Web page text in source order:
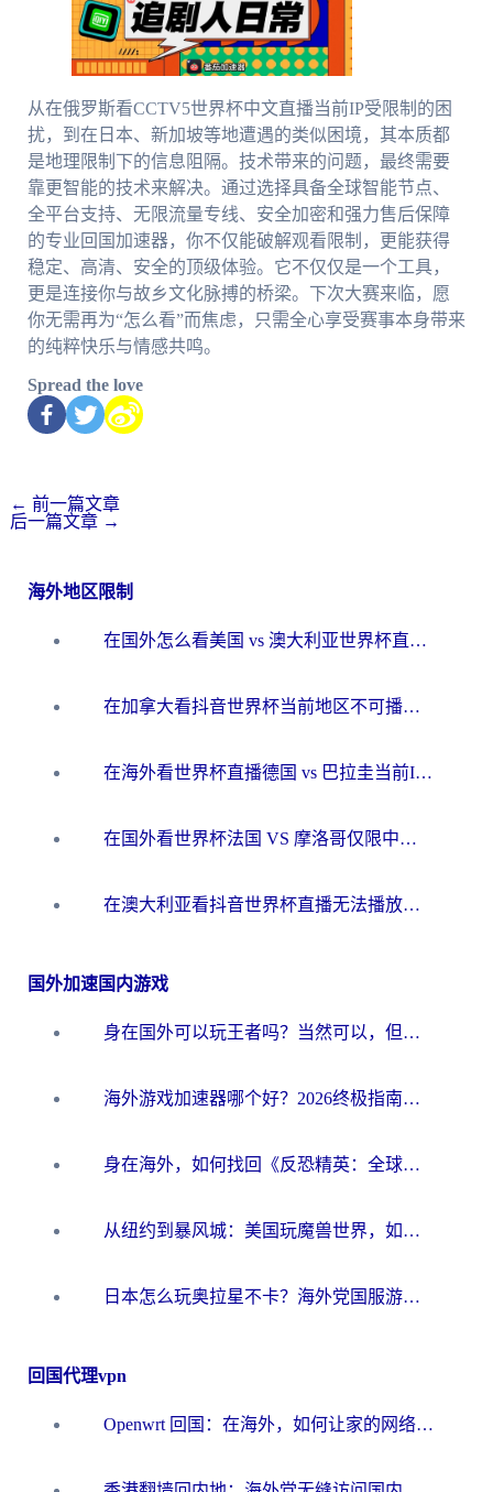
从在俄罗斯看CCTV5世界杯中文直播当前IP受限制的困
扰，到在日本、新加坡等地遭遇的类似困境，其本质都
是地理限制下的信息阻隔。技术带来的问题，最终需要
靠更智能的技术来解决。通过选择具备全球智能节点、
全平台支持、无限流量专线、安全加密和强力售后保障
的专业回国加速器，你不仅能破解观看限制，更能获得
稳定、高清、安全的顶级体验。它不仅仅是一个工具，
更是连接你与故乡文化脉搏的桥梁。下次大赛来临，愿
你无需再为“怎么看”而焦虑，只需全心享受赛事本身带来
的纯粹快乐与情感共鸣。
Spread the love
← 前一篇文章
后一篇文章 →
海外地区限制
在国外怎么看美国 vs 澳大利亚世界杯直播？海外党必藏的中文解说观赛指南
在加拿大看抖音世界杯当前地区不可播放？海外党体育观赛终极指南
在海外看世界杯直播德国 vs 巴拉圭当前IP受限制？这篇指南帮你轻松解决地区限制
在国外看世界杯法国 VS 摩洛哥仅限中国大陆？别让地域限制拦下你的欢呼
在澳大利亚看抖音世界杯直播无法播放？海外党体育观赛终极指南来了！
国外加速国内游戏
身在国外可以玩王者吗？当然可以，但你需要这份“加速”指南
海外游戏加速器哪个好？2026终极指南帮你畅玩国服+解决卡顿难题
身在海外，如何找回《反恐精英：全球攻势》国服的丝滑手感？一份给你的终极指南
从纽约到暴风城：美国玩魔兽世界，如何找到你的最佳网络航线
日本怎么玩奥拉星不卡？海外党国服游戏加速器选择全攻略
回国代理vpn
Openwrt 回国：在海外，如何让家的网络触手可及